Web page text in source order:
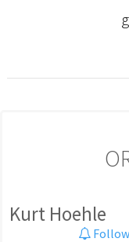
Kurt Hoehle
Follow